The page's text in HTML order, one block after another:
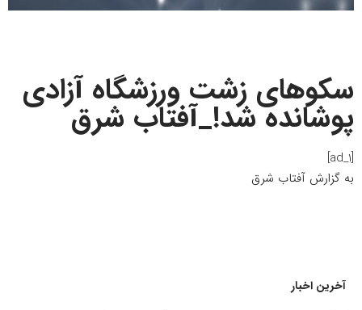
سکوهای زشت ورزشگاه آزادی
پوشانده شد!_آفتاب شرق
[ad_1]
به گزارش آفتاب شرق
آخرین اخبار